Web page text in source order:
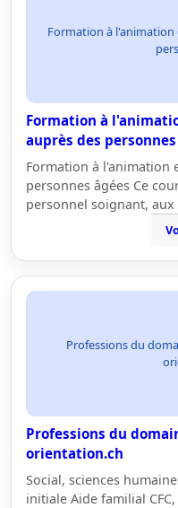
Formation à
Formation à
auprès des personnes
Formation à l'animation
personnes âgées Ce
personnel soignant,
Professions du
Professions du
orientation.ch
Social, sciences
initiale Aide familial